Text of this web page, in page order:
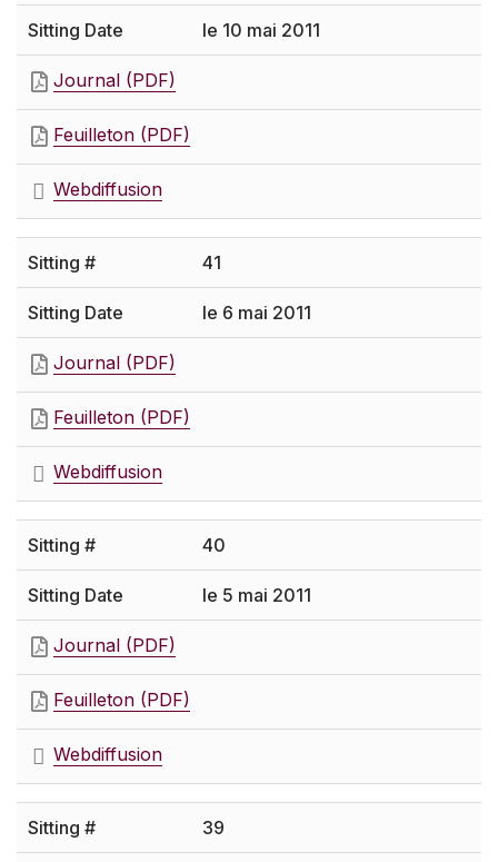
le 10 mai 2011
Journal (PDF)
Feuilleton (PDF)
Webdiffusion
41
le 6 mai 2011
Journal (PDF)
Feuilleton (PDF)
Webdiffusion
40
le 5 mai 2011
Journal (PDF)
Feuilleton (PDF)
Webdiffusion
39